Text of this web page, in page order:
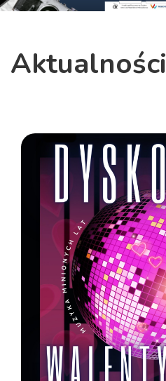
Aktualności